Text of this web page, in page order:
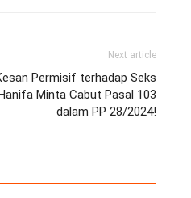
Next article
Permisif terhadap Seks
Minta Cabut Pasal 103
dalam PP 28/2024!